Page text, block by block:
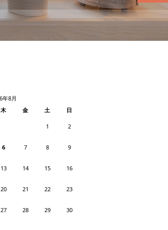
年8月
木 金 土 日
1 2
6 7 8 9
13 14 15 16
20 21 22 23
27 28 29 30